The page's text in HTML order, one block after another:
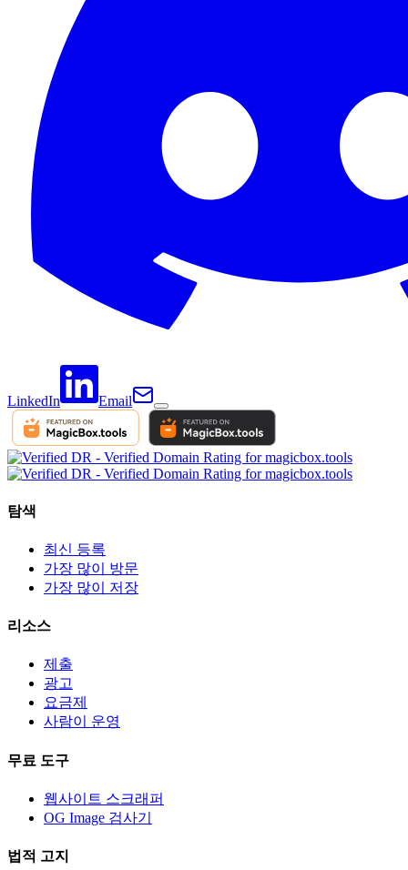
LinkedIn Email
탐색
최신 등록
가장 많이 방문
가장 많이 저장
리소스
제출
광고
요금제
사람이 운영
무료 도구
웹사이트 스크래퍼
OG Image 검사기
법적 고지